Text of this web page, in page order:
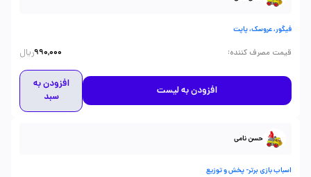
فیگور، عروسک، پاپت
قیمت مصرف کننده:
990,000ریال
افزودن به لیست
افزودن به
سبد
حسن نامی
اسباب بازی برتر- پخش و توزیع